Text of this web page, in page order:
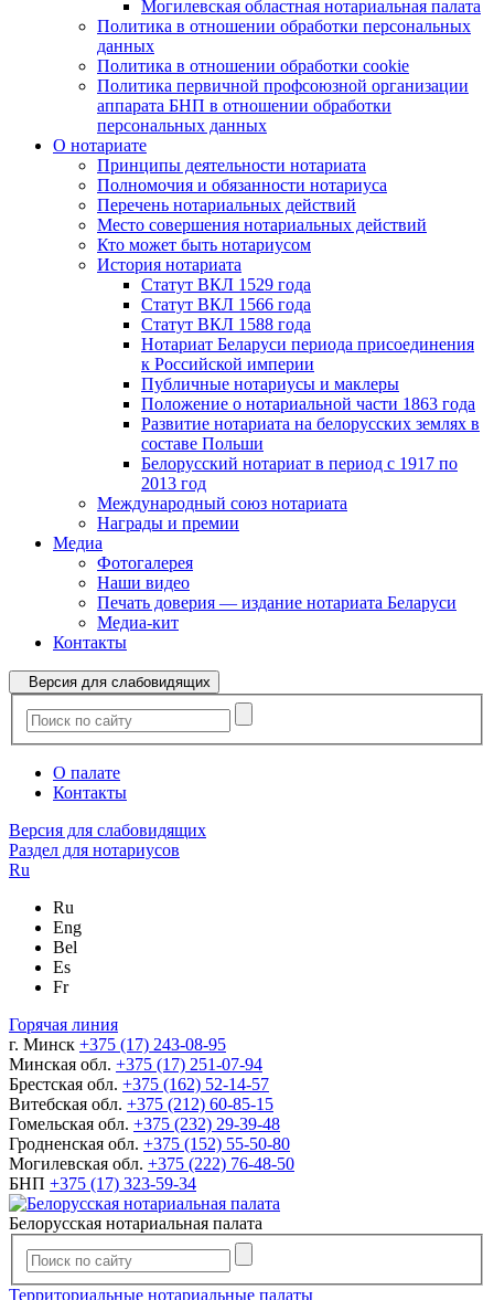
Могилевская областная нотариальная палата
Политика в отношении обработки персональных
данных
Политика в отношении обработки cookie
Политика первичной профсоюзной организации
аппарата БНП в отношении обработки
персональных данных
О нотариате
Принципы деятельности нотариата
Полномочия и обязанности нотариуса
Перечень нотариальных действий
Место совершения нотариальных действий
Кто может быть нотариусом
История нотариата
Статут ВКЛ 1529 года
Статут ВКЛ 1566 года
Статут ВКЛ 1588 года
Нотариат Беларуси периода присоединения
к Российской империи
Публичные нотариусы и маклеры
Положение о нотариальной части 1863 года
Развитие нотариата на белорусских землях в
составе Польши
Белорусский нотариат в период с 1917 по
2013 год
Международный союз нотариата
Награды и премии
Медиа
Фотогалерея
Наши видео
Печать доверия — издание нотариата Беларуси
Медиа-кит
Контакты
Версия для слабовидящих
О палате
Контакты
Версия для слабовидящих
Раздел для нотариусов
Ru
Ru
Eng
Bel
Es
Fr
Горячая линия
г. Минск +375 (17) 243-08-95
Минская обл. +375 (17) 251-07-94
Брестская обл. +375 (162) 52-14-57
Витебская обл. +375 (212) 60-85-15
Гомельская обл. +375 (232) 29-39-48
Гродненская обл. +375 (152) 55-50-80
Могилевская обл. +375 (222) 76-48-50
БНП +375 (17) 323-59-34
Белорусская нотариальная палата
Территориальные нотариальные палаты